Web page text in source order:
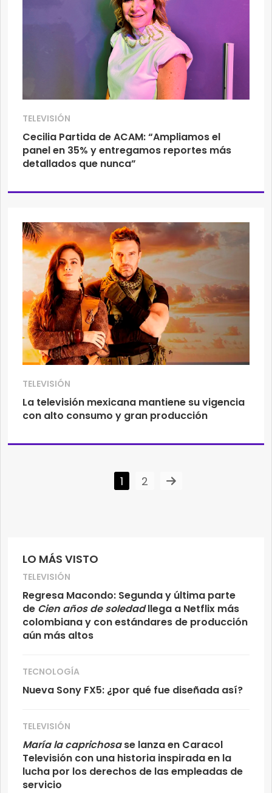
LO MÁS VISTO
TELEVISIÓN
Regresa Macondo: Segunda y última parte
de Cien años de soledadllega a Netflix más
colombiana y con estándares de producción
aún más altos
TECNOLOGÍA
Nueva Sony FX5: ¿por qué fue diseñada así?
TELEVISIÓN
María la caprichosase lanza en Caracol
Televisión con una historia inspirada en la
lucha por los derechos de las empleadas de
servicio
TELEVISIÓN
Cecilia Partida de ACAM: “Ampliamos el
panel en 35% y entregamos reportes más
detallados que nunca”
TELEVISIÓN
La televisión mexicana mantiene su vigencia
con alto consumo y gran producción
1 2